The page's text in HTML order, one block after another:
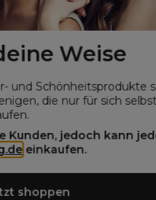
Weise
und Schönheitsprodukte
die nur für sich
Kunden, jedoch kann
einkaufen.
shoppen